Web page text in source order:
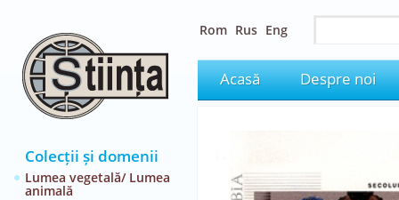
Colecții și domenii
Lumea vegetală/ Lumea
animală
Rom Rus Eng
Acasă Despre noi